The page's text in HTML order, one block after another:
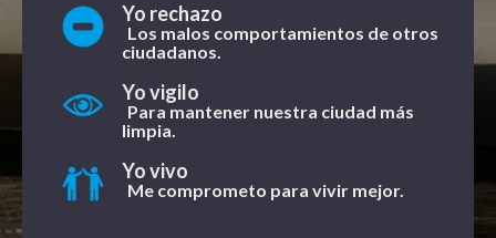
Yo rechazo
Los malos comportamientos de otros
ciudadanos.
Yo vigilo
Para mantener nuestra ciudad más
limpia.
Yo vivo
Me comprometo para vivir mejor.